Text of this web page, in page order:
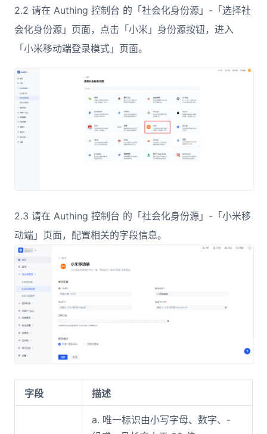
2.2 请在 Authing 控制台 的「社会化身份源」-「选择社
会化身份源」页面，点击「小米」身份源按钮，进入
「小米移动端登录模式」页面。
2.3 请在 Authing 控制台 的「社会化身份源」-「小米移
动端」页面，配置相关的字段信息。
字段 描述
a. 唯一标识由小写字母、数字、-